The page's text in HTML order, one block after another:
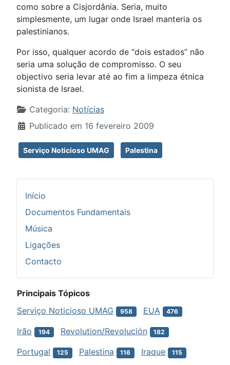
como sobre a Cisjordânia. Seria, muito
simplesmente, um lugar onde Israel manteria os
palestinianos.
Por isso, qualquer acordo de “dois estados” não
seria uma solução de compromisso. O seu
objectivo seria levar até ao fim a limpeza étnica
sionista de Israel.
Detalhes
Categoria: Notícias
Publicado em 16 fevereiro 2009
Serviço Noticioso UMAG Palestina
Início
Documentos Fundamentais
Música
Ligações
Contacto
Principais Tópicos
Serviço Noticioso UMAG
958 EUA 476
Irão 194 Revolution/Revolución 182
Portugal 125 Palestina 116 Iraque 115